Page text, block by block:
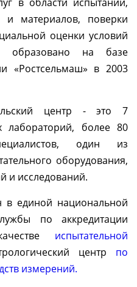
в области испытаний,
и материалов, поверки
оценки условий
образовано на базе
«Ростсельмаш» в 2003
центр - это 7
лабораторий, более 80
один из
оборудования,
и исследований.
в единой национальной
по аккредитации
испытательной
центр по
измерений.